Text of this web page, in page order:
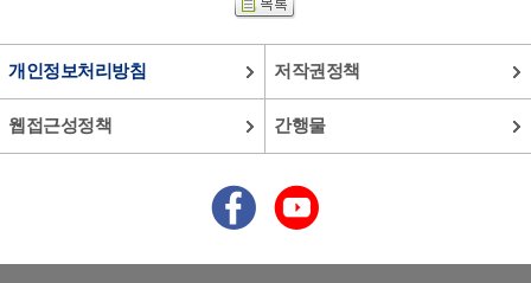
개인정보처리방침 저작권정책
웹접근성정책 간행물